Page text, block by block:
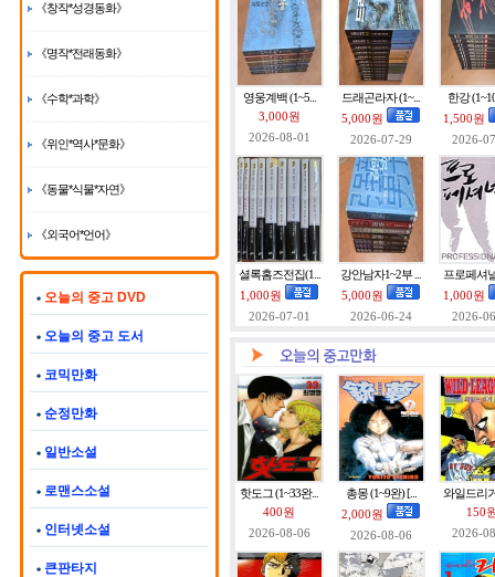
《창작*성경동화》
《명작*전래동화》
《수학*과학》
《위인*역사*문화》
《동물*식물*자연》
《외국어*언어》
오늘의 중고 DVD
오늘의 중고 도서
코믹만화
순정만화
일반소설
로맨스소설
인터넷소설
큰판타지
영웅계백 (1~5...
3,000원
2026-08-01
드래곤라자 (1~...
5,000원
2026-07-29
한강
1,500원
2026-
셜록홈즈전집(1...
1,000원
2026-07-01
강안남자1~2부 ...
5,000원
2026-06-24
프로페셔
1,000원
2026-
핫도그 (1~33완...
400원
2026-08-06
총몽 (1~9완) [...
2,000원
2026-08-06
와일드리
150
2026-